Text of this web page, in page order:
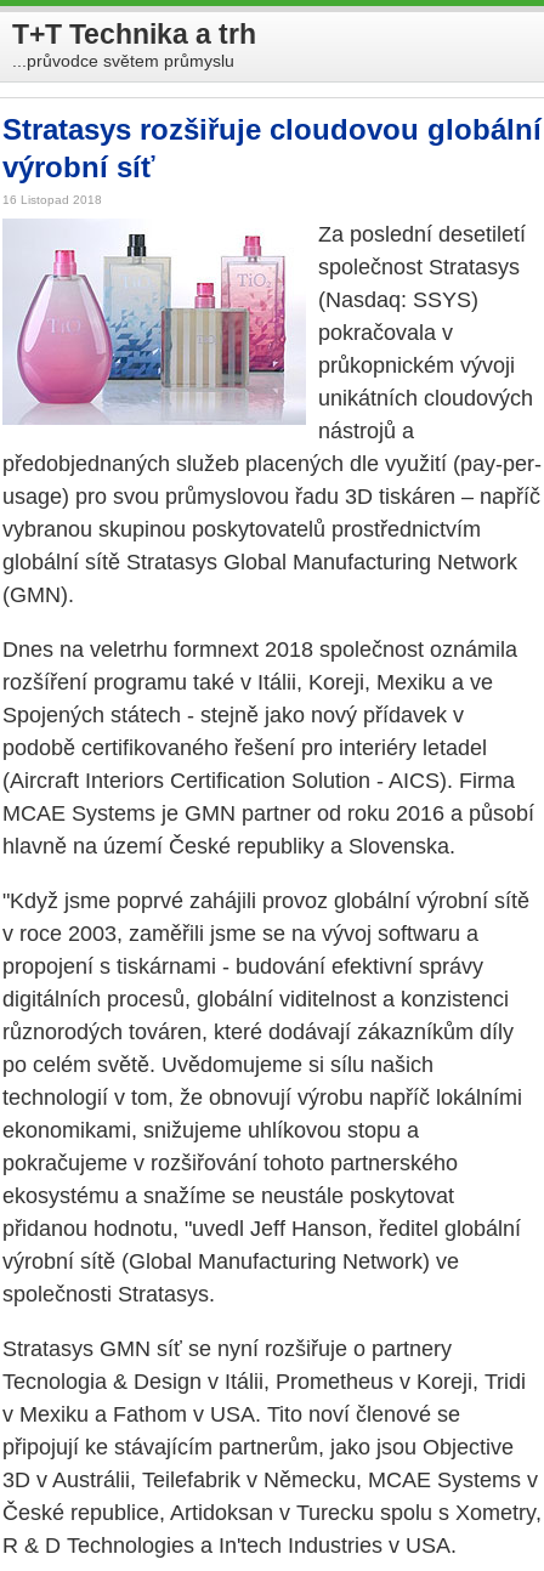
T+T Technika a trh
...průvodce světem průmyslu
Stratasys rozšiřuje cloudovou globální
výrobní síť
16 Listopad 2018
Za poslední desetiletí
společnost Stratasys
(Nasdaq: SSYS)
pokračovala v
průkopnickém vývoji
unikátních cloudových
nástrojů a
předobjednaných služeb placených dle využití (pay-per-
usage) pro svou průmyslovou řadu 3D tiskáren – napříč
vybranou skupinou poskytovatelů prostřednictvím
globální sítě Stratasys Global Manufacturing Network
(GMN).
Dnes na veletrhu formnext 2018 společnost oznámila
rozšíření programu také v Itálii, Koreji, Mexiku a ve
Spojených státech - stejně jako nový přídavek v
podobě certifikovaného řešení pro interiéry letadel
(Aircraft Interiors Certification Solution - AICS). Firma
MCAE Systems je GMN partner od roku 2016 a působí
hlavně na území České republiky a Slovenska.
"Když jsme poprvé zahájili provoz globální výrobní sítě
v roce 2003, zaměřili jsme se na vývoj softwaru a
propojení s tiskárnami - budování efektivní správy
digitálních procesů, globální viditelnost a konzistenci
různorodých továren, které dodávají zákazníkům díly
po celém světě. Uvědomujeme si sílu našich
technologií v tom, že obnovují výrobu napříč lokálními
ekonomikami, snižujeme uhlíkovou stopu a
pokračujeme v rozšiřování tohoto partnerského
ekosystému a snažíme se neustále poskytovat
přidanou hodnotu, "uvedl Jeff Hanson, ředitel globální
výrobní sítě (Global Manufacturing Network) ve
společnosti Stratasys.
Stratasys GMN síť se nyní rozšiřuje o partnery
Tecnologia & Design v Itálii, Prometheus v Koreji, Tridi
v Mexiku a Fathom v USA. Tito noví členové se
připojují ke stávajícím partnerům, jako jsou Objective
3D v Austrálii, Teilefabrik v Německu, MCAE Systems v
České republice, Artidoksan v Turecku spolu s Xometry,
R & D Technologies a In'tech Industries v USA.